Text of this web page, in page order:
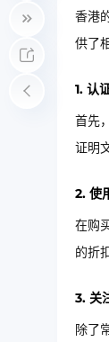
香港
供了
1. 认
首先
证明
2. 使
在购
的折
3. 关
除了